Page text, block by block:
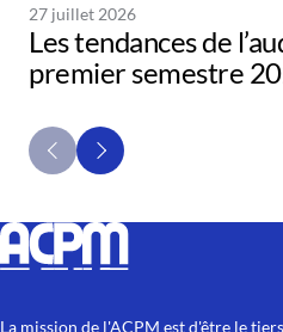
27 juillet 2026
Les tendances de
premier semestre
La mission de l'ACPM est d'être le